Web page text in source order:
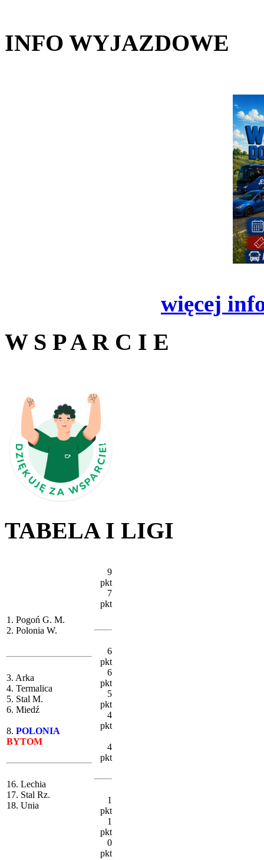
INFO WYJAZDOWE
więcej
W S P A R C I E
TABELA I LIGI
1. Pogoń G. M.
2. Polonia W.
3. Arka
4. Termalica
5. Stal M.
6. Miedź
8. POLONIA
BYTOM
16. Lechia
17. Stal Rz.
18. Unia
9
pkt
7
pkt
6
pkt
6
pkt
5
pkt
4
pkt
4
pkt
1
pkt
1
pkt
0
pkt